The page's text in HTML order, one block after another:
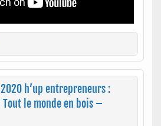
h’up entrepreneurs :
Tout le monde en bois –